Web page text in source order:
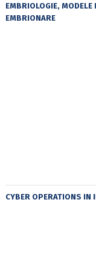
EMBRIOLOGIE, MODELE
EMBRIONARE
CYBER OPERATIONS IN